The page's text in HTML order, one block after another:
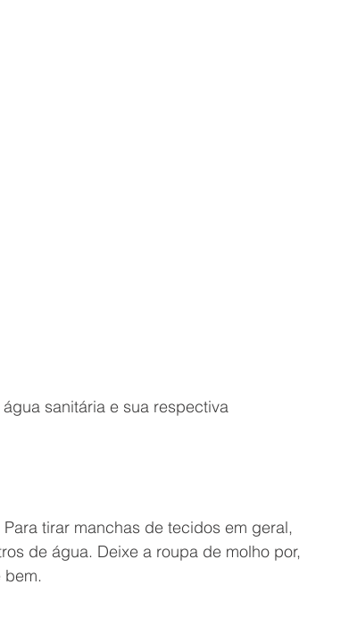
sanitária e sua respectiva
tirar manchas de tecidos em geral,
de água. Deixe a roupa de molho por,
bem.